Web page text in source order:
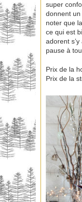
super
donnent
noter que
ce qui est
adorent
pause à
Prix de la
Prix de la